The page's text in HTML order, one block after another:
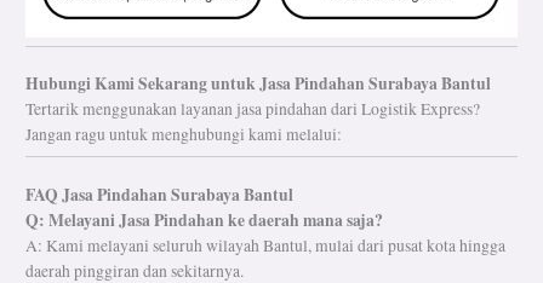
Hubungi Kami Sekarang untukJasa Pindahan Surabaya Bantul
Tertarik menggunakan layanan jasa pindahan dari Logistik Express?
Jangan ragu untuk menghubungi kami melalui:
FAQ Jasa Pindahan Surabaya Bantul
Q: Melayani Jasa Pindahan ke daerah mana saja?
A: Kami melayani seluruh wilayah Bantul, mulai dari pusat kota hingga
daerah pinggiran dan sekitarnya.